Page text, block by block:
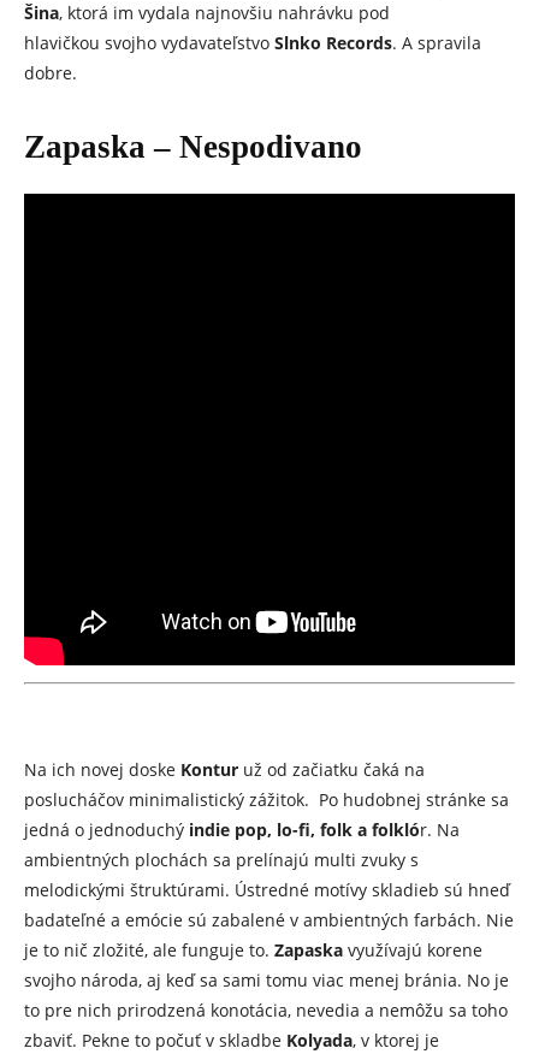
Šina, ktorá im vydala najnovšiu nahrávku pod
hlavičkou svojho vydavateľstvo Slnko Records. A spravila
dobre.
Zapaska – Nespodivano
Na ich novej doske Kontur už od začiatku čaká na
poslucháčov minimalistický zážitok. Po hudobnej stránke sa
jedná o jednoduchý indie pop, lo-fi, folk a folklór. Na
ambientných plochách sa prelínajú multi zvuky s
melodickými štruktúrami. Ústredné motívy skladieb sú hneď
badateľné a emócie sú zabalené v ambientných farbách. Nie
je to nič zložité, ale funguje to. Zapaska využívajú korene
svojho národa, aj keď sa sami tomu viac menej bránia. No je
to pre nich prirodzená konotácia, nevedia a nemôžu sa toho
zbaviť. Pekne to počuť v skladbe Kolyada, v ktorej je